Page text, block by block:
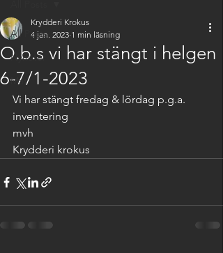
All Posts
Nyheter
Mat
O.b.s vi har stängt i helgen
6-7/1-2023
Krydderi Krokus
4 jan. 2023 1 min läsning
Vi har stängt fredag & lördag p.g.a.
inventering
mvh
Krydderi krokus